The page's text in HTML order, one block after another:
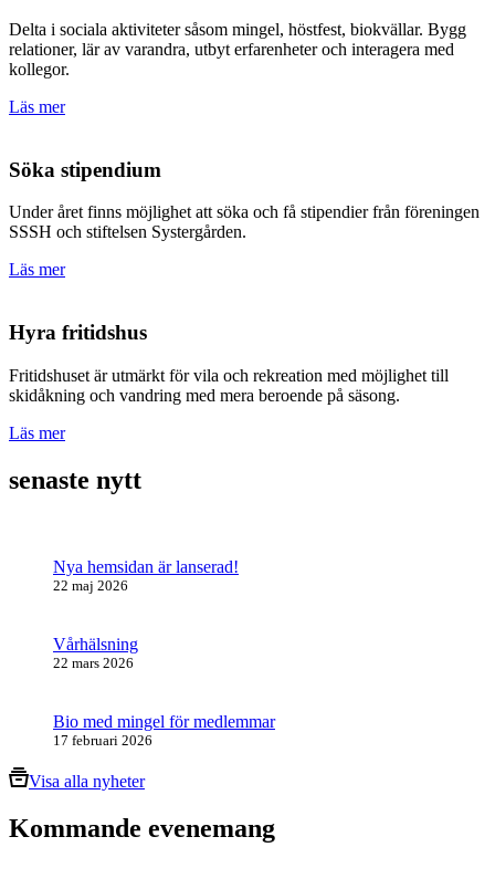
Delta i sociala aktiviteter såsom mingel, höstfest, biokvällar. Bygg
relationer, lär av varandra, utbyt erfarenheter och interagera med
kollegor.
Läs mer
Söka stipendium
Under året finns möjlighet att söka och få stipendier från föreningen
SSSH och stiftelsen Systergården.
Läs mer
Hyra fritidshus
Fritidshuset är utmärkt för vila och rekreation med möjlighet till
skidåkning och vandring med mera beroende på säsong.
Läs mer
senaste nytt
Nya hemsidan är lanserad!
22 maj 2026
Vårhälsning
22 mars 2026
Bio med mingel för medlemmar
17 februari 2026
Visa alla nyheter
Kommande evenemang